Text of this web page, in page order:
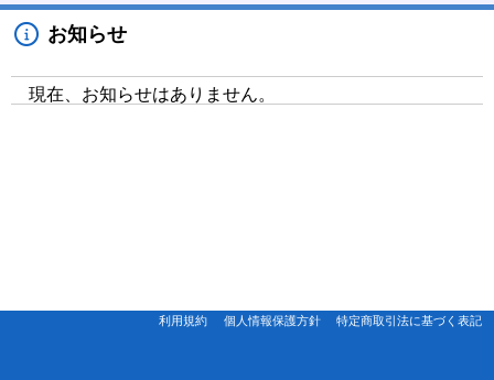
お知らせ
現在、お知らせはありません。
利用規約 個人情報保護方針 特定商取引法に基づく表記